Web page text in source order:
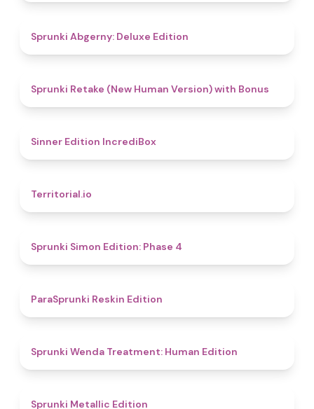
Sprunki Abgerny: Deluxe Edition
4.5
Sprunki Retake (New Human Version) with Bonus
Sinner Edition IncrediBox
Territorial.io
Sprunki Simon Edition: Phase 4
ParaSprunki Reskin Edition
Sprunki Wenda Treatment: Human Edition
Sprunki Metallic Edition